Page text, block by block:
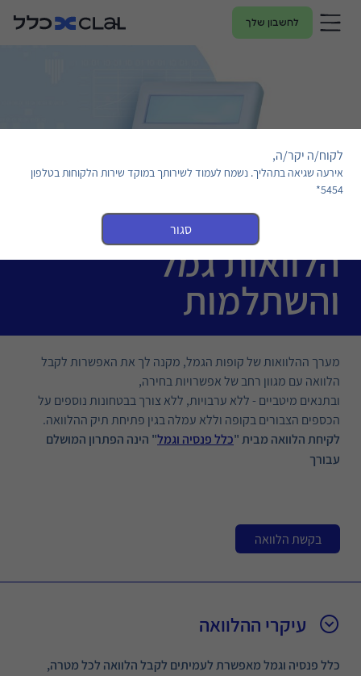
לחשבון שלך
הלוואות גמל
והשתלמות
מערך ההלוואות של קופות הגמל, מקנה לך את האפשרות לקבל
הלוואה עם מגוון רחב של אפשרויות בחירה,
ובתנאים מיטביים - ללא ערבויות, ללא צורך בבטחונות נוספים על
הכספים הצבורים בקופה וללא עמלה בגין פתיחת תיק ההלוואה.
לקיחת הלוואה מבית "כלל פנסיה וגמל" הינה הפתרון המושלם
עבורך
בקשת הלוואה
עיקרי ההלוואה
כלל פנסיה וגמל מאפשרת לעמיתים לקבל הלוואה לכל מטרה,
לקוח/ה יקר/ה,
אירעה שגיאה בתהליך. נשמח לעמוד לשירותך במוקד שירות הלקוחות בטלפון
5454*
סגור